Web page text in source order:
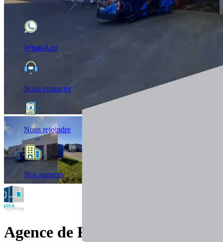
WhatsApp
Nous contacter
Nous rejoindre
Nos agences
Agence de Rouen